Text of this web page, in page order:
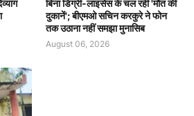
बिना डिग्री-लाइसेंस के चल रहीं 'मौत की
दुकानें'; बीएमओ सचिन करकुरे ने फोन
तक उठाना नहीं समझा मुनासिब
August 06, 2026